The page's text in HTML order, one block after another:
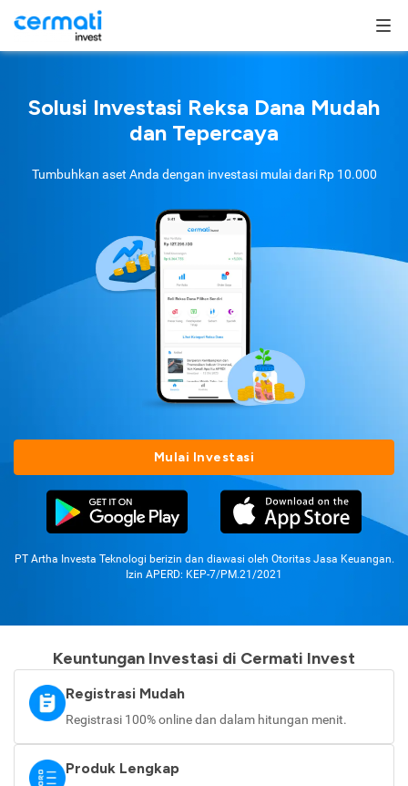
Solusi Investasi Reksa Dana Mudah
dan Tepercaya
Tumbuhkan aset Anda dengan investasi mulai dari Rp 10.000
Mulai Investasi
PT Artha Investa Teknologi berizin dan diawasi oleh Otoritas Jasa Keuangan.
Izin APERD: KEP-7/PM.21/2021
Keuntungan Investasi di Cermati Invest
Registrasi Mudah
Registrasi 100% online dan dalam hitungan menit.
Produk Lengkap